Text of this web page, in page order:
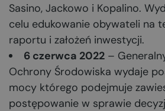
Sasino, Jackowo i Kopalino.
celu edukowanie obywateli na
raportu i założeń inwestycji.
6 czerwca 2022 –
Ochrony Środowiska wydaje
mocy którego podejmuje
postępowanie w sprawie